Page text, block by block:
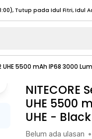
Tutup pada Idul Fitri
- 17:00) Selengkapnya
- 17:00)Selengkapnya
Tutup pada Idul Fitri
Tutup pada Idul Fitri
UHE 5500 mAh IP68 3000
NITECORE
UHE 5500
UHE - Black
Belum ada ulasan •